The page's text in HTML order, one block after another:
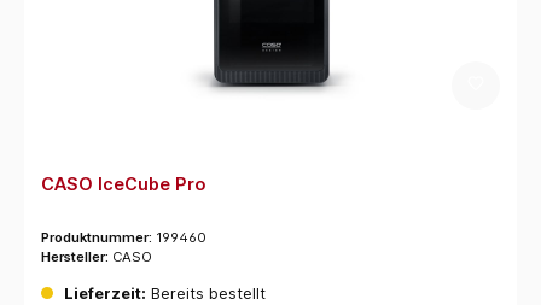
CASO IceCube Pro
Produktnummer: 199460
Hersteller: CASO
Lieferzeit: Bereits bestellt